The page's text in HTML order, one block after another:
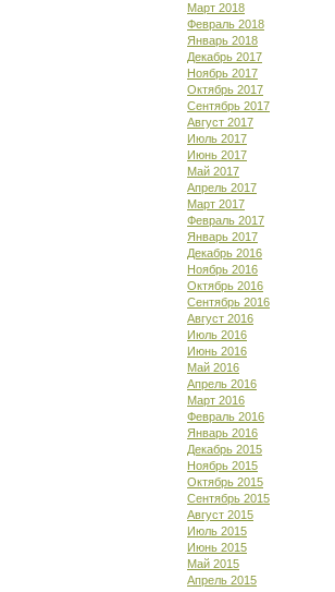
Март 2018
Февраль 2018
Январь 2018
Декабрь 2017
Ноябрь 2017
Октябрь 2017
Сентябрь 2017
Август 2017
Июль 2017
Июнь 2017
Май 2017
Апрель 2017
Март 2017
Февраль 2017
Январь 2017
Декабрь 2016
Ноябрь 2016
Октябрь 2016
Сентябрь 2016
Август 2016
Июль 2016
Июнь 2016
Май 2016
Апрель 2016
Март 2016
Февраль 2016
Январь 2016
Декабрь 2015
Ноябрь 2015
Октябрь 2015
Сентябрь 2015
Август 2015
Июль 2015
Июнь 2015
Май 2015
Апрель 2015